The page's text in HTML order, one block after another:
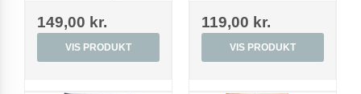
149,00 kr.
VIS PRODUKT
119,00 kr.
VIS PRODUKT